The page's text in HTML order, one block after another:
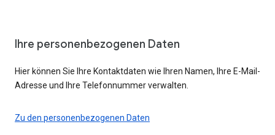
Ihre personenbezogenen Daten
Hier können Sie Ihre Kontaktdaten wie Ihren Namen, Ihre E-Mail-
Adresse und Ihre Telefonnummer verwalten.
Zu den personenbezogenen Daten